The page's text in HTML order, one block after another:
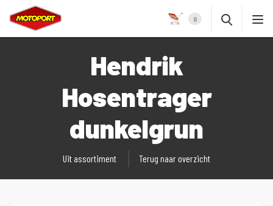
0
Hendrik
Hosentrager
dunkelgrun
Uit assortiment Terug naar overzicht